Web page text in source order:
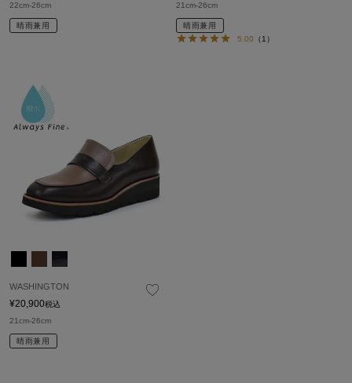
22cm-26cm
晴雨兼用
21cm-26cm
晴雨兼用
5.00 （1）
WASHINGTON
¥20,900税込
21cm-26cm
晴雨兼用